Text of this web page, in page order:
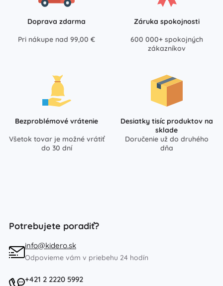
Doprava zdarma
Pri nákupe nad 99,00 €
Záruka spokojnosti
600 000+ spokojných
zákazníkov
Bezproblémové vrátenie
Všetok tovar je možné vrátiť
do 30 dní
Desiatky tisíc produktov na
sklade
Doručenie už do druhého
dňa
Potrebujete poradiť?
info@kidero.sk
Odpovieme vám v priebehu 24 hodín
+421 2 2220 5992